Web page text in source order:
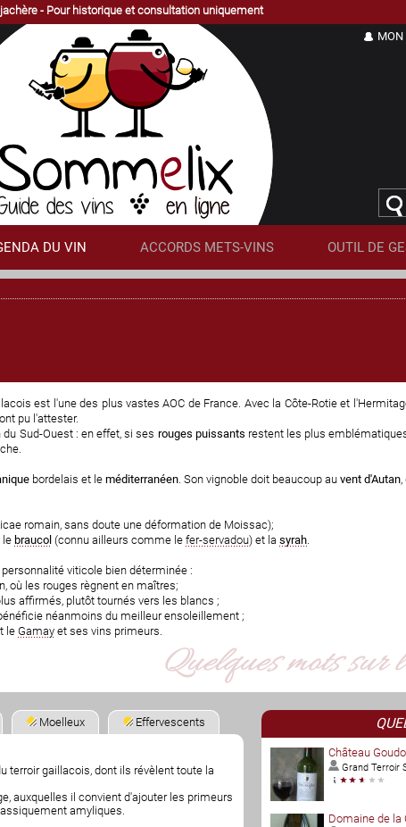
est l'une des plus vastes AOC de France. Avec la Côte-Rotie et
pu l'attester.
du Sud-Ouest : en effet, si ses rouges puissants restent les plus
bordelais et le méditerranéen. Son vignoble doit beaucoup au vent d'Autan,
romain, sans doute une déformation de Moissac);
le braucol (connu ailleurs comme le fer-servadou) et la syrah.
personnalité viticole bien déterminée :
où les rouges règnent en maîtres;
affirmés, plutôt tournés vers les blancs ;
néanmoins du meilleur ensoleillement ;
le Gamay et ses vins primeurs.
Moelleux Effervescents
terroir gaillacois, dont ils révèlent toute la
auxquelles il convient d'ajouter les primeurs
amyliques.
Château
Grand Terroir
Domaine de la
MON
DU VIN ACCORDS METS-VINS OUTIL DE
- Pour historique et consultation uniquement